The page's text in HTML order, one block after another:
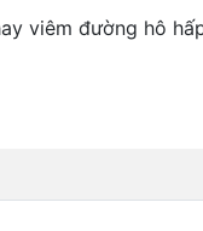
viêm đường hô